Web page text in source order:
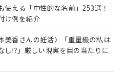
使える「中性的な名前」253選！
け例を紹介
美香さんの妊活〉「重量級の私は
し!?」厳しい現実を目の当たりに